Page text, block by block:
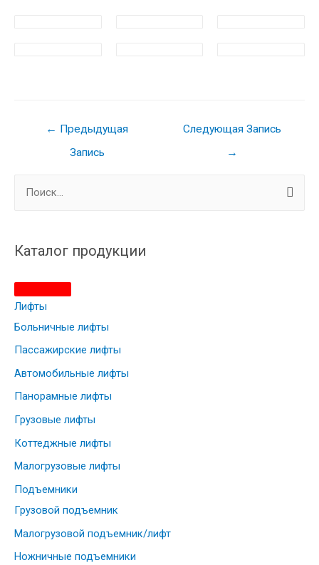
Навигация
← Предыдущая
Запись
Следующая Запись
→
т
:
Каталог продукции
Лифты
Больничные лифты
Пассажирские лифты
Автомобильные лифты
Панорамные лифты
Грузовые лифты
Коттеджные лифты
Малогрузовые лифты
Подъемники
Грузовой подъемник
Малогрузовой подъемник/лифт
Ножничные подъемники